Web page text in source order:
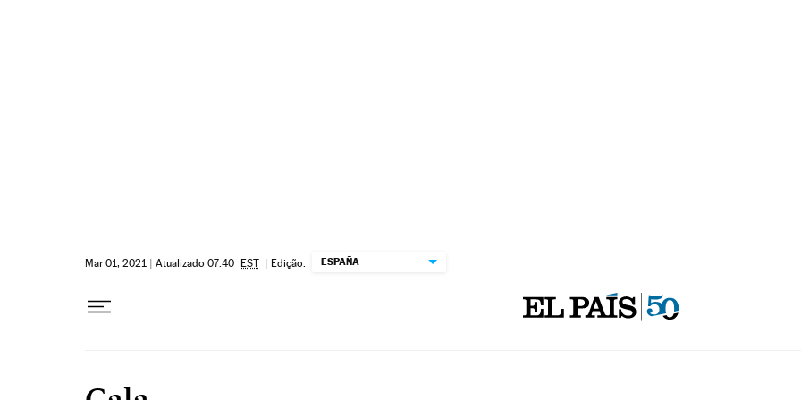
Mar 01, 2021 | Atualizado 07:40 EST | Edição: ESPAÑA